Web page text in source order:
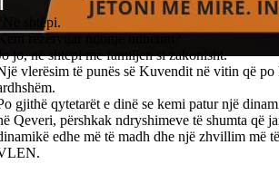
“Në shtëpi.
rezervuar ndonjë udhëtim?
jo, në shtëpi me familjen si zakonisht.
vlerësim të punës së Kuvendit në vitin që
gjithë qytetarët e dinë se kemi patur një
Qeveri, përshkak ndryshimeve të shumta që
edhe më të madh dhe një zhvillim më